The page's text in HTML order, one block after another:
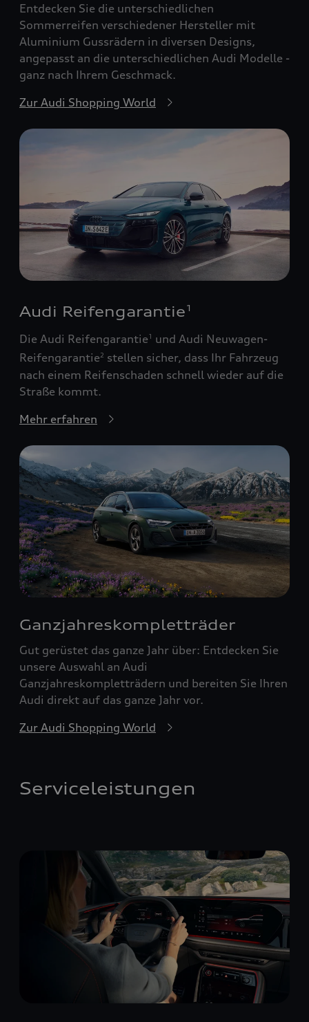
Entdecken Sie die unterschiedlichen
Sommerreifen verschiedener Hersteller mit
Aluminium Gussrädern in diversen Designs,
angepasst an die unterschiedlichen Audi Modelle -
ganz nach Ihrem Geschmack.
Zur Audi Shopping World
Audi Reifengarantie 1
Die Audi Reifengarantie1
und Audi Neuwagen-
Reifengarantie2 stellen sicher, dass Ihr Fahrzeug
nach einem Reifenschaden schnell wieder auf die
Straße kommt.
Mehr erfahren
Ganzjahreskompletträder
Gut gerüstet das ganze Jahr über: Entdecken Sie
unsere Auswahl an Audi
Ganzjahreskompletträdern und bereiten Sie Ihren
Audi direkt auf das ganze Jahr vor.
Zur Audi Shopping World
Serviceleistungen